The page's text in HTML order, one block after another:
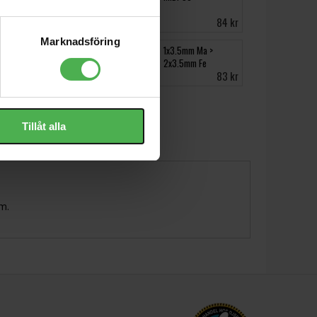
Marknadsföring
Tillåt alla
159 kr 84 kr
Loudspeaker cable
59 kr
1x3.5mm Ma >
2x3.5mm Fe
83 kr